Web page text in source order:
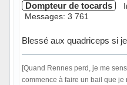
Dompteur de tocards
Messages: 3 761
Blessé aux quadriceps si
[Quand Rennes perd, je me
commence à faire un bail que je